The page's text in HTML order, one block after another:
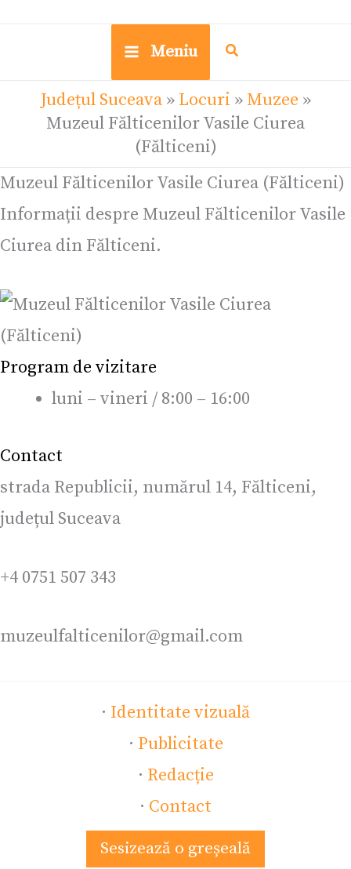
Meniu
Județul Suceava» Locuri » Muzee »
Muzeul Fălticenilor Vasile Ciurea
(Fălticeni)
Muzeul Fălticenilor Vasile Ciurea (Fălticeni)
Informații despre Muzeul Fălticenilor Vasile
Ciurea din Fălticeni.
Program de vizitare
luni – vineri / 8:00 – 16:00
Contact
strada Republicii, numărul 14, Fălticeni,
județul Suceava
+4 0751 507 343
muzeulfalticenilor@gmail.com
· Identitate vizuală
· Publicitate
· Redacție
· Contact
Sesizează o greșeală